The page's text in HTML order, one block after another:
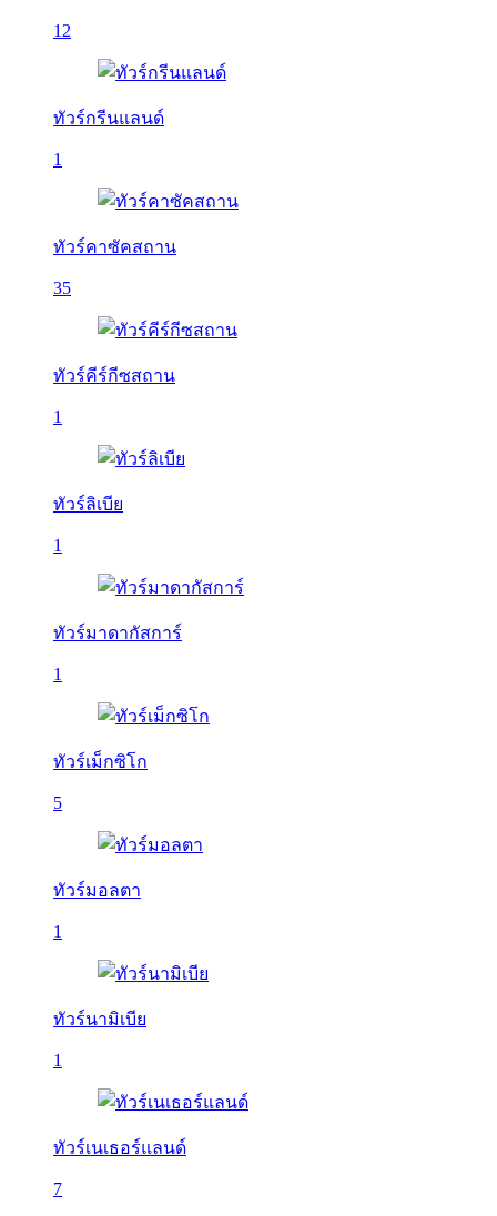
12
ทัวร์กรีนแลนด์
1
ทัวร์คาซัคสถาน
35
ทัวร์คีร์กีซสถาน
1
ทัวร์ลิเบีย
1
ทัวร์มาดากัสการ์
1
ทัวร์เม็กซิโก
5
ทัวร์มอลตา
1
ทัวร์นามิเบีย
1
ทัวร์เนเธอร์แลนด์
7